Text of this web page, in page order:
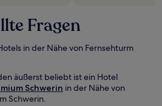
Fragen
in der Nähe von Fernsehturm
äußerst beliebt ist ein Hotel
Schwerin in der Nähe von
Schwerin.